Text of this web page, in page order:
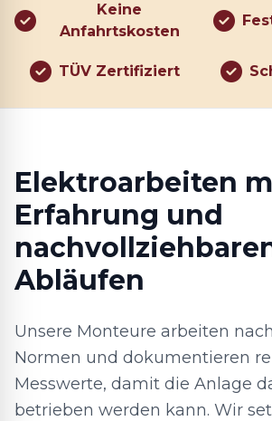
Keine
Anfahrtskosten
TÜV Zertifiziert
Elektroarbeiten
Erfahrung und
Abläufen
Unsere Monteure arbeiten
Normen und dokumentieren
Messwerte, damit die Anlage
betrieben werden kann. Wir